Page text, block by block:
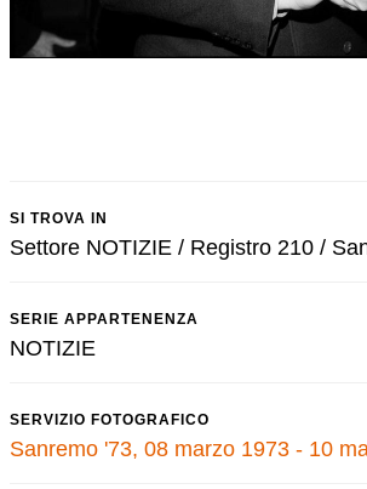
SI TROVA IN
Settore NOTIZIE / Registro 210 /
SERIE APPARTENENZA
NOTIZIE
SERVIZIO FOTOGRAFICO
Sanremo '73, 08 marzo 1973 - 10